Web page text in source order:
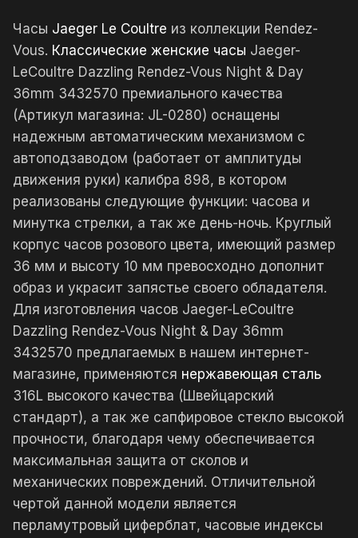
Часы Jaeger Le Coultre из коллекции Rendez-
Vous. Классические женские часы Jaeger-
LeCoultre Dazzling Rendez-Vous Night & Day
36mm 3432570 премиального качества
(Артикул магазина: JL-0280) оснащены
надежным автоматическим механизмом с
автоподзаводом (работает от амплитуды
движения руки) калибра 898, в котором
реализованы следующие функции: часова и
минутка стрелки, а так же день-ночь. Круглый
корпус часов розового цвета, имеющий размер
36 мм и высоту 10 мм превосходно дополнит
образ и украсит запястье своего обладателя.
Для изготовления часов Jaeger-LeCoultre
Dazzling Rendez-Vous Night & Day 36mm
3432570 предлагаемых в нашем интернет-
магазине, применяются нержавеющая сталь
316L высокого качества (Швейцарский
стандарт), а так же сапфировое стекло высокой
прочности, благодаря чему обеспечивается
максимальная защита от сколов и
механических повреждений. Отличительной
чертой данной модели является
перламутровый циферблат, часовые индексы